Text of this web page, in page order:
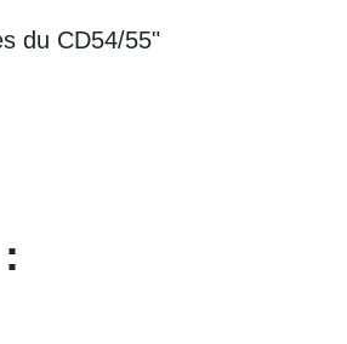
du CD54/55"